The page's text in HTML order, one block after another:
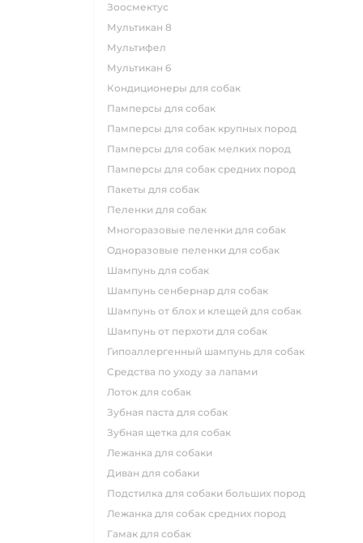
зоосмектус
мультикан 8
мультифел
мультикан 6
кондиционеры для собак
памперсы для собак
памперсы для собак крупных пород
памперсы для собак мелких пород
памперсы для собак средних пород
пакеты для собак
пеленки для собак
многоразовые пеленки для собак
одноразовые пеленки для собак
шампунь для собак
шампунь сенбернар для собак
шампунь от блох и клещей для собак
шампунь от перхоти для собак
гипоаллергенный шампунь для собак
средства по уходу за лапами
лоток для собак
зубная паста для собак
зубная щетка для собак
лежанка для собаки
диван для собаки
подстилка для собаки больших пород
лежанка для собак средних пород
гамак для собак